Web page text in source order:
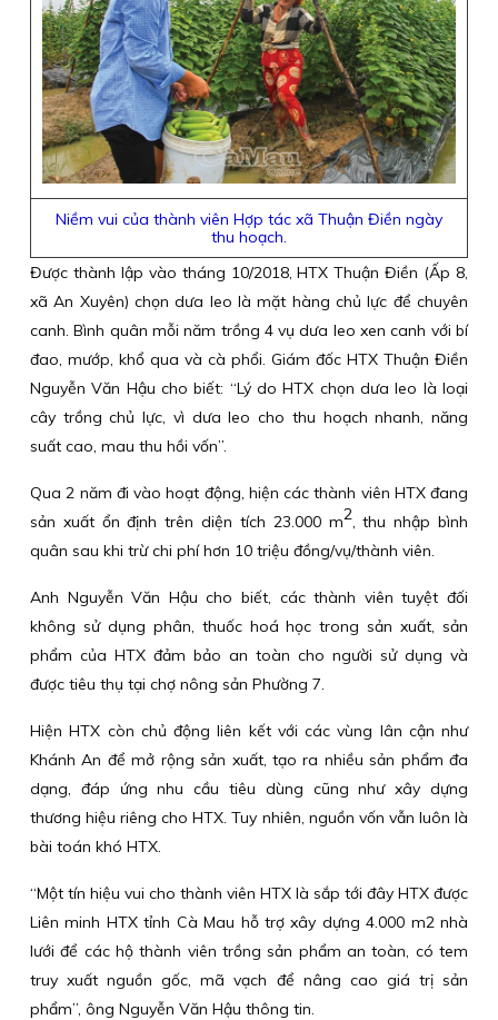
Niềm vui của thành viên Hợp tác xã Thuận Điền ngày
thu hoạch.
Được thành lập vào tháng 10/2018, HTX Thuận Điền (Ấp 8,
xã An Xuyên) chọn dưa leo là mặt hàng chủ lực để chuyên
canh. Bình quân mỗi năm trồng 4 vụ dưa leo xen canh với bí
đao, mướp, khổ qua và cà phổi. Giám đốc HTX Thuận Điền
Nguyễn Văn Hậu cho biết: “Lý do HTX chọn dưa leo là loại
cây trồng chủ lực, vì dưa leo cho thu hoạch nhanh, năng
suất cao, mau thu hồi vốn”.
Qua 2 năm đi vào hoạt động, hiện các thành viên HTX đang
sản xuất ổn định trên diện tích 23.000 m2, thu nhập bình
quân sau khi trừ chi phí hơn 10 triệu đồng/vụ/thành viên.
Anh Nguyễn Văn Hậu cho biết, các thành viên tuyệt đối
không sử dụng phân, thuốc hoá học trong sản xuất, sản
phẩm của HTX đảm bảo an toàn cho người sử dụng và
được tiêu thụ tại chợ nông sản Phường 7.
Hiện HTX còn chủ động liên kết với các vùng lân cận như
Khánh An để mở rộng sản xuất, tạo ra nhiều sản phẩm đa
dạng, đáp ứng nhu cầu tiêu dùng cũng như xây dựng
thương hiệu riêng cho HTX. Tuy nhiên, nguồn vốn vẫn luôn là
bài toán khó HTX.
“Một tín hiệu vui cho thành viên HTX là sắp tới đây HTX được
Liên minh HTX tỉnh Cà Mau hỗ trợ xây dựng 4.000 m2 nhà
lưới để các hộ thành viên trồng sản phẩm an toàn, có tem
truy xuất nguồn gốc, mã vạch để nâng cao giá trị sản
phẩm”, ông Nguyễn Văn Hậu thông tin.